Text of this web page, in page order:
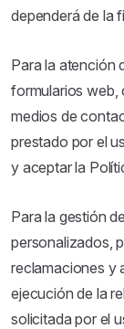
dependerá de la
Para la atención
formularios
medios de
prestado por el
y aceptar la
Para la gestión
personalizados,
reclamaciones y
ejecución de la
solicitada por el